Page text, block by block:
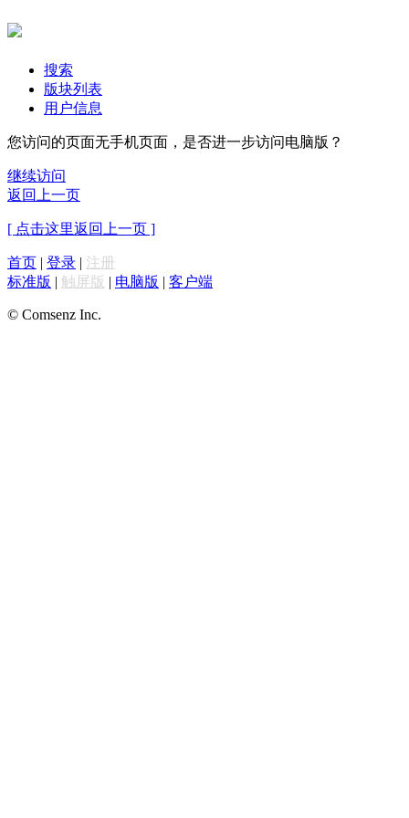
搜索
版块列表
用户信息
您访问的页面无手机页面，是否进一步访问电脑版？
继续访问
返回上一页
[ 点击这里返回上一页 ]
首页 | 登录 | 注册
标准版 | 触屏版 | 电脑版 | 客户端
© Comsenz Inc.